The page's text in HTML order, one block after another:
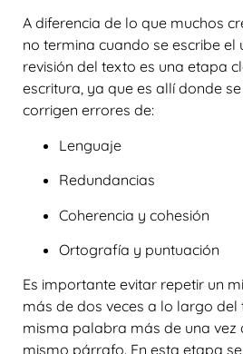
A diferencia de lo que muchos
no termina cuando se escribe
revisión del texto es una etapa
escritura, ya que es allí donde
corrigen errores de:
Lenguaje
Redundancias
Coherencia y cohesión
Ortografía y puntuación
Es importante evitar repetir un
más de dos veces a lo largo
misma palabra más de una vez
mismo párrafo. En esta etapa